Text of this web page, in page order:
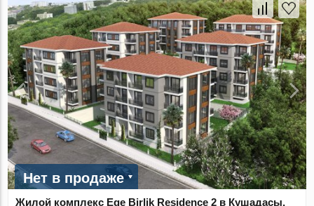
Нет в продаже
Жилой комплекс Ege Birlik Residence 2 в Кушадасы,